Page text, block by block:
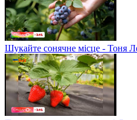
Шукайте сонячне місце - Тоня